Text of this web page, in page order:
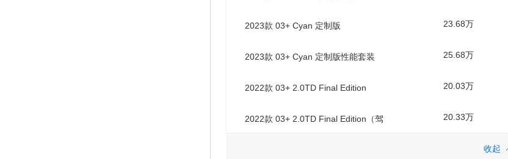
2023款 03+ Cyan 定制版 23.68万
2023款 03+ Cyan 定制版性能套装 25.68万
2022款 03+ 2.0TD Final Edition 20.03万
2022款 03+ 2.0TD Final Edition（驾
20.33万
收起